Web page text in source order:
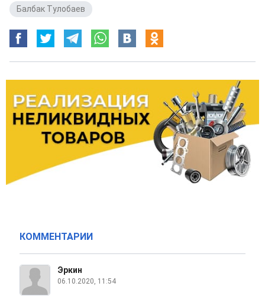
Балбак Тулобаев
КОММЕНТАРИИ
Эркин
06.10.2020, 11:54